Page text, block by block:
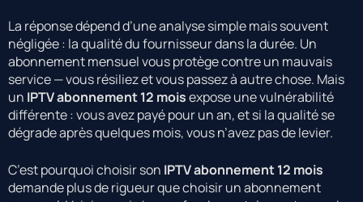
La réponse dépend d’une analyse simple mais souvent
négligée : la qualité du fournisseur dans la durée. Un
abonnement mensuel vous protège contre un mauvais
service — vous résiliez et vous passez à autre chose. Mais
un IPTV abonnement 12 moisexpose une vulnérabilité
différente : vous avez payé pour un an, et si la qualité se
dégrade après quelques mois, vous n’avez pas de levier.
C’est pourquoi choisir son IPTV abonnement 12 mois
demande plus de rigueur que choisir un abonnement